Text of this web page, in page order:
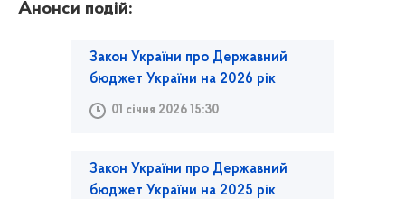
Анонси подій:
Закон України про Державний
бюджет України на 2026 рік
01 січня 2026 15:30
Закон України про Державний
бюджет України на 2025 рік